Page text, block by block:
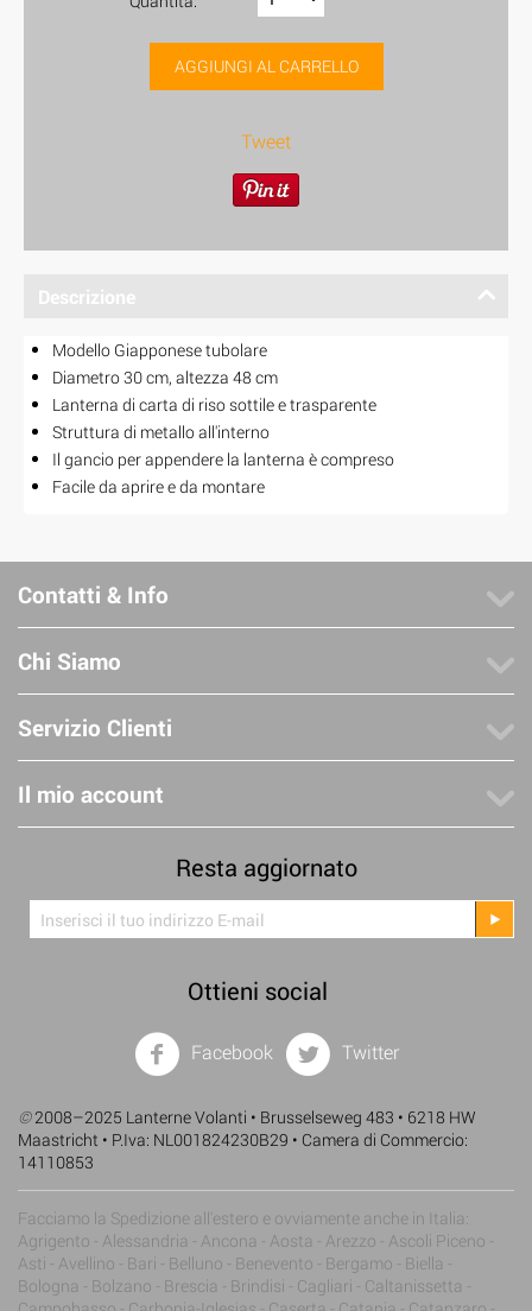
AGGIUNGI AL CARRELLO
Tweet
Descrizione
Modello Giapponese tubolare
Diametro 30 cm, altezza 48 cm
Lanterna di carta di riso sottile e trasparente
Struttura di metallo all'interno
Il gancio per appendere la lanterna è compreso
Facile da aprire e da montare
Contatti & Info
Chi Siamo
Servizio Clienti
Il mio account
Resta aggiornato
Ottieni social
Facebook Twitter
©2008–2025 Lanterne Volanti • Brusselseweg 483 • 6218 HW
Maastricht • P.Iva: NL001824230B29 • Camera di Commercio:
14110853
Facciamo la Spedizione all'estero e ovviamente anche in Italia:
Agrigento - Alessandria - Ancona - Aosta - Arezzo - Ascoli Piceno -
Asti - Avellino - Bari - Belluno - Benevento - Bergamo - Biella -
Bologna - Bolzano - Brescia - Brindisi - Cagliari - Caltanissetta -